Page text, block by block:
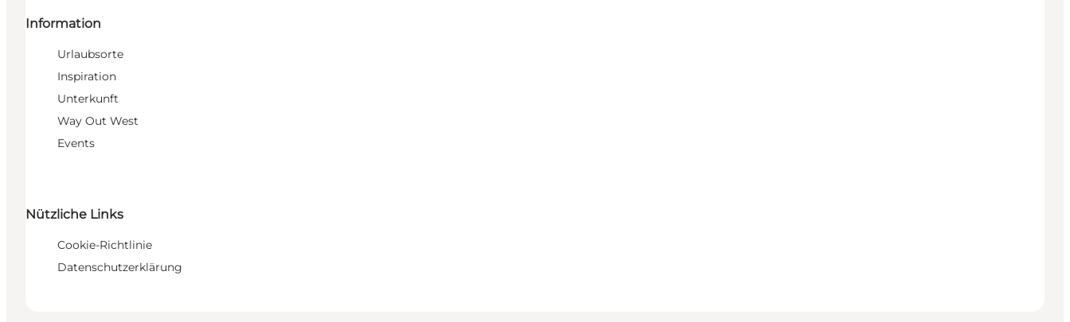
Information
Urlaubsorte
Inspiration
Unterkunft
Way Out West
Events
Nützliche Links
Cookie-Richtlinie
Datenschutzerklärung